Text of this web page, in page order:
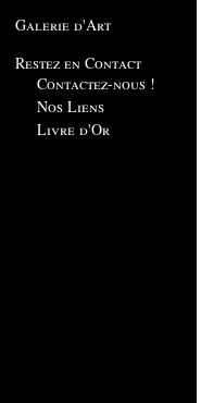
Galerie d'Art
Restez en Contact
Contactez-nous !
Nos Liens
Livre d'Or